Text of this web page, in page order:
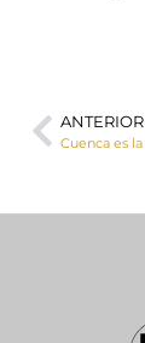
ANTERIOR